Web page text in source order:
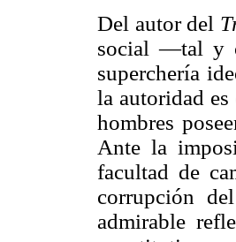
Del autor del
social —tal y
superchería
la autoridad
hombres
Ante la
facultad de
corrupción
admirable